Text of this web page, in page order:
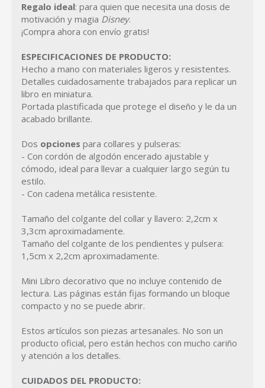
Regalo ideal: para quien que necesita una dosis de
motivación y magia Disney.
¡Compra ahora con envío gratis!
ESPECIFICACIONES DE PRODUCTO:
Hecho a mano con materiales ligeros y resistentes.
Detalles cuidadosamente trabajados para replicar un
libro en miniatura.
Portada plastificada que protege el diseño y le da un
acabado brillante.
Dos opciones para collares y pulseras:
- Con cordón de algodón encerado ajustable y
cómodo, ideal para llevar a cualquier largo según tu
estilo.
- Con cadena metálica resistente.
Tamaño del colgante del collar y llavero: 2,2cm x
3,3cm aproximadamente.
Tamaño del colgante de los pendientes y pulsera:
1,5cm x 2,2cm aproximadamente.
Mini Libro decorativo que no incluye contenido de
lectura. Las páginas están fijas formando un bloque
compacto y no se puede abrir.
Estos artículos son piezas artesanales. No son un
producto oficial, pero están hechos con mucho cariño
y atención a los detalles.
CUIDADOS DEL PRODUCTO: